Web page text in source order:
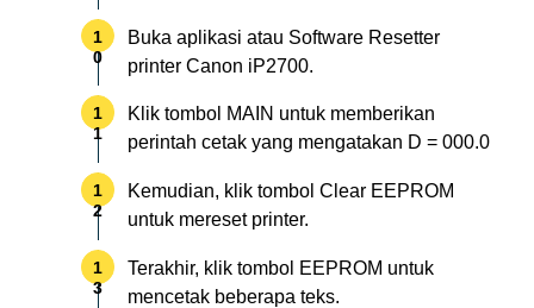
Buka aplikasi atau Software Resetter
printer Canon iP2700.
Klik tombol MAIN untuk memberikan
perintah cetak yang mengatakan D = 000.0
Kemudian, klik tombol Clear EEPROM
untuk mereset printer.
Terakhir, klik tombol EEPROM untuk
mencetak beberapa teks.